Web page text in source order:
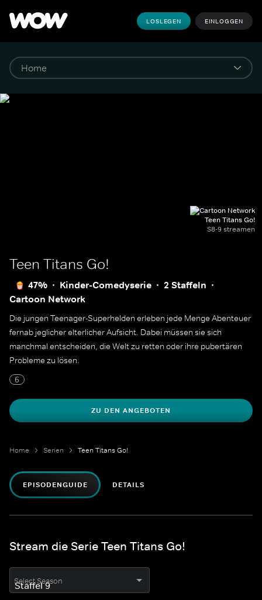
LOSLEGEN EINLOGGEN
Teen Titans Go!
S8-9 streamen
Teen Titans Go!
47% Kinder-Comedyserie
2 Staffeln
Cartoon Network
Die jungen Teenager-Superhelden erleben jede Menge Abenteuer
fernab jeglicher elterlicher Aufsicht. Dabei müssen sie sich
manchmal entscheiden, die Welt zu retten oder ihre pubertären
Probleme zu lösen.
6
ZU DEN ANGEBOTEN
Home Serien Teen Titans Go!
EPISODENGUIDE DETAILS
Stream die Serie Teen Titans Go!
Select Season